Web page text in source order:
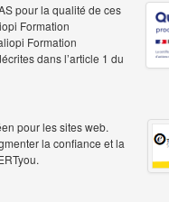
pour la qualité de ces
Formation
Formation
dans l’article 1 du
pour les sites web.
la confiance et la